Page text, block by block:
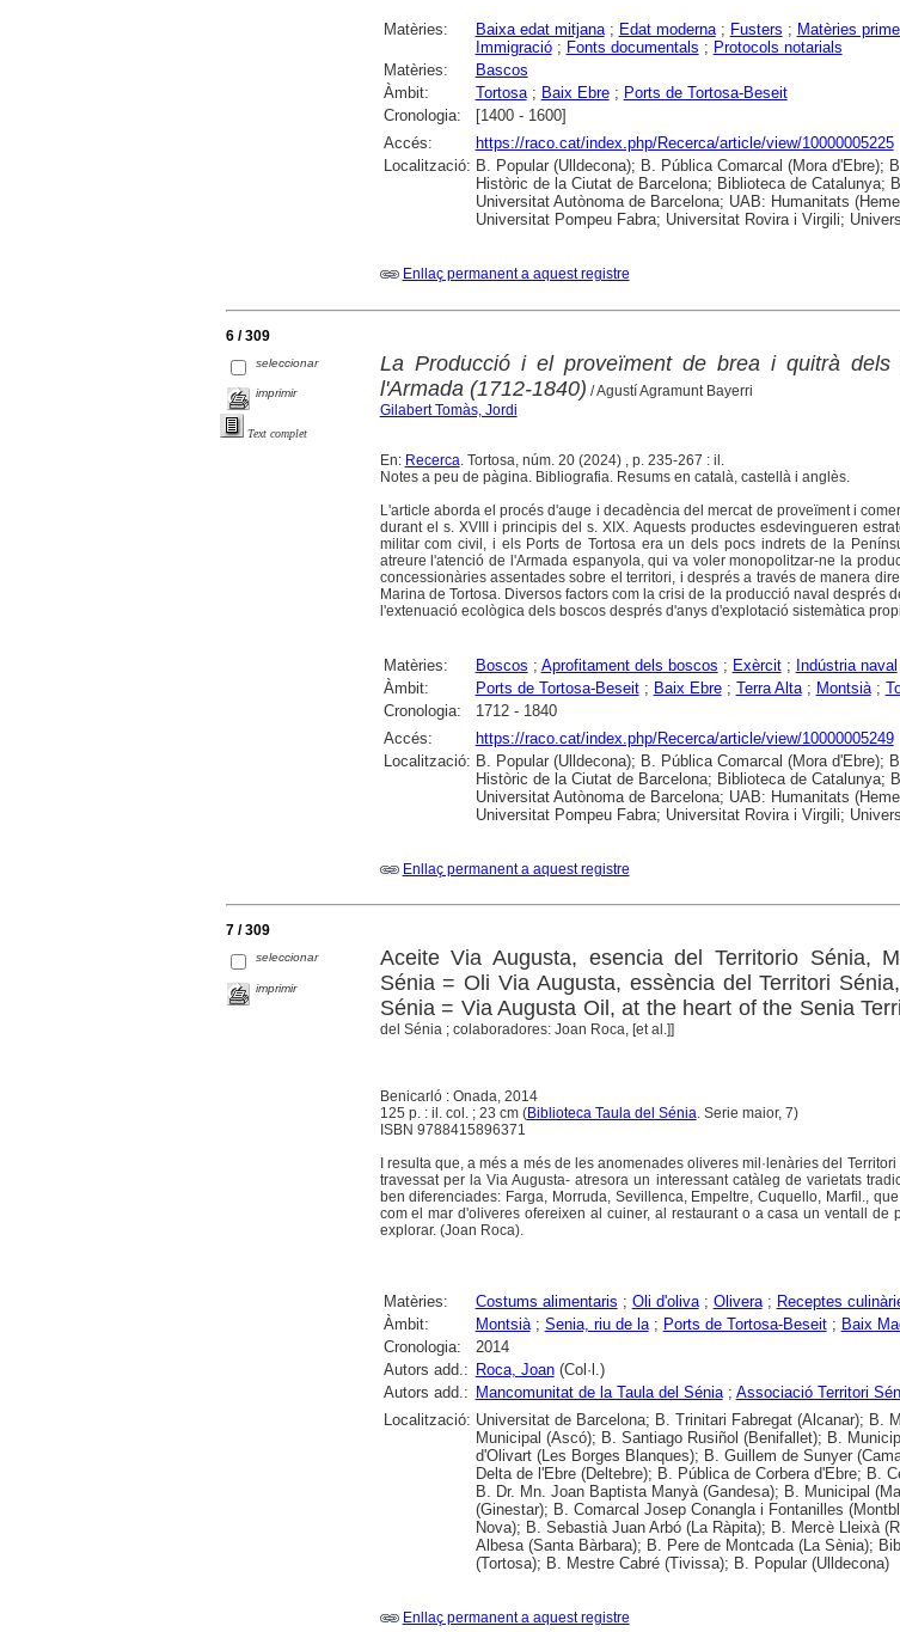
Matèries: Baixa edat mitjana; Edat moderna; Fusters ; Matèries
Immigració; Fonts documentals ; Protocols notarials
Matèries:
Bascos
Àmbit:
Tortosa; Baix Ebre; Ports de Tortosa-Beseit
Cronologia:
[1400 - 1600]
Accés:
https://raco.cat/index.php/Recerca/article/view/10000005225
Localització: B. Popular (Ulldecona); B. Pública Comarcal (Mora d'Ebre);
Històric de la Ciutat de Barcelona; Biblioteca de Catalunya;
Universitat Autònoma de Barcelona; UAB: Humanitats
Universitat Pompeu Fabra; Universitat Rovira i Virgili;
Enllaç permanent a aquest registre
6 / 309
seleccionar
imprimir
Text complet
La Producció i el proveïment de brea i quitrà
l'Armada (1712-1840) / Agustí Agramunt Bayerri
Gilabert Tomàs, Jordi
En: Recerca . Tortosa, núm. 20 (2024) , p. 235-267 : il.
Notes a peu de pàgina. Bibliografia. Resums en català, castellà i anglès.
L'article aborda el procés d'auge i decadència del mercat de proveïment i
durant el s. XVIII i principis del s. XIX. Aquests productes esdevingueren
militar com civil, i els Ports de Tortosa era un dels pocs indrets de la
atreure l'atenció de l'Armada espanyola, qui va voler monopolitzar-ne la
concessionàries assentades sobre el territori, i després a través de manera
Marina de Tortosa. Diversos factors com la crisi de la producció naval després
l'extenuació ecològica dels boscos després d'anys d'explotació sistemàtica
Matèries: Boscos ; Aprofitament dels boscos ; Exèrcit; Indústria naval
Àmbit:
Ports de Tortosa-Beseit; Baix Ebre; Terra Alta; Montsià;
Cronologia:
1712 - 1840
Accés:
https://raco.cat/index.php/Recerca/article/view/10000005249
Localització: B. Popular (Ulldecona); B. Pública Comarcal (Mora d'Ebre);
Històric de la Ciutat de Barcelona; Biblioteca de Catalunya;
Universitat Autònoma de Barcelona; UAB: Humanitats
Universitat Pompeu Fabra; Universitat Rovira i Virgili;
Enllaç permanent a aquest registre
7 / 309
seleccionar
imprimir
Aceite Via Augusta, esencia del Territorio Sénia,
Sénia = Oli Via Augusta, essència del Territori
Sénia = Via Augusta Oil, at the heart of the Senia
del Sénia ; colaboradores: Joan Roca, [et al.]]
Benicarló : Onada, 2014
125 p. : il. col. ; 23 cm (Biblioteca Taula del Sénia . Serie maior, 7)
ISBN 9788415896371
I resulta que, a més a més de les anomenades oliveres mil·lenàries del
travessat per la Via Augusta- atresora un interessant catàleg de varietats
ben diferenciades: Farga, Morruda, Sevillenca, Empeltre, Cuquello, Marfil.,
com el mar d'oliveres ofereixen al cuiner, al restaurant o a casa un ventall de
explorar. (Joan Roca).
Matèries: Costums alimentaris ; Oli d'oliva; Olivera; Receptes
Àmbit:
Montsià; Senia, riu de la; Ports de Tortosa-Beseit; Baix
Cronologia:
2014
Autors add.: Roca, Joan(Col·l.)
Autors add.: Mancomunitat de la Taula del Sénia; Associació Territori
Localització: Universitat de Barcelona; B. Trinitari Fabregat (Alcanar); B.
Municipal (Ascó); B. Santiago Rusiñol (Benifallet); B.
d'Olivart (Les Borges Blanques); B. Guillem de Sunyer
Delta de l'Ebre (Deltebre); B. Pública de Corbera d'Ebre; B.
B. Dr. Mn. Joan Baptista Manyà (Gandesa); B. Municipal
(Ginestar); B. Comarcal Josep Conangla i Fontanilles
Nova); B. Sebastià Juan Arbó (La Ràpita); B. Mercè Lleixà
Albesa (Santa Bàrbara); B. Pere de Montcada (La Sènia);
(Tortosa); B. Mestre Cabré (Tivissa); B. Popular (Ulldecona)
Enllaç permanent a aquest registre